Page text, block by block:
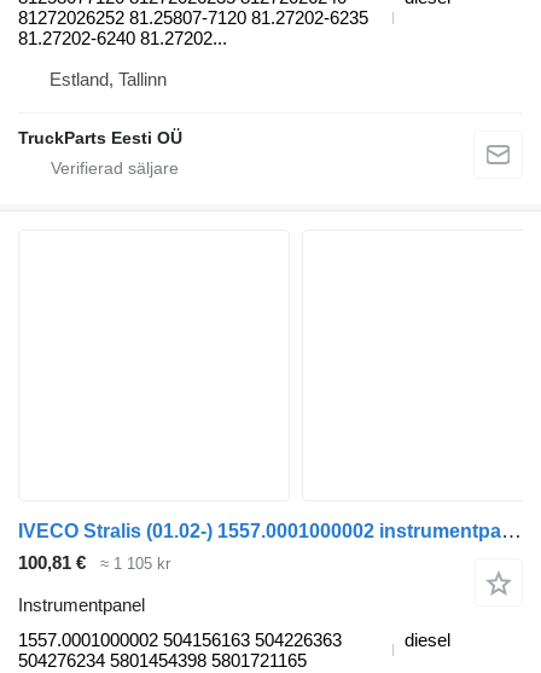
81272026252 81.25807-7120 81.27202-6235
81.27202-6240 81.27202...
Estland, Tallinn
TruckParts Eesti OÜ
IVECO Stralis (01.02-) 1557.0001000002 instrumentpanel till IVECO Stralis, Trakker (2002-) dragbil
100,81 € ≈ 1 105 kr
Instrumentpanel
1557.0001000002 504156163 504226363
504276234 5801454398 5801721165
diesel